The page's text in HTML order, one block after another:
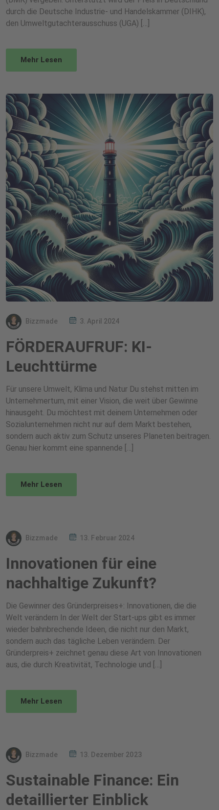
durch die Deutsche Industrie- und Handelskammer (DIHK),
den Umweltgutachterausschuss (UGA) […]
Mehr Lesen
Bizzmade 3. April 2024
FÖRDERAUFRUF: KI-
Leuchttürme
Für unsere Umwelt, Klima und Natur Du stehst mitten im
Unternehmertum, mit einer Vision, die weit über Gewinne
hinausgeht. Du möchtest mit deinem Unternehmen oder
Sozialunternehmen nicht nur auf dem Markt bestehen,
sondern auch aktiv zum Schutz unseres Planeten beitragen.
Genau hier kommt eine spannende […]
Mehr Lesen
Bizzmade 13. Februar 2024
Innovationen für eine
nachhaltige Zukunft?
Die Gewinner des Gründerpreises+: Innovationen, die die
Welt verändern In der Welt der Start-ups gibt es immer
wieder bahnbrechende Ideen, die nicht nur den Markt,
sondern auch das tägliche Leben verändern. Der
Gründerpreis+ zeichnet genau diese Art von Innovationen
aus, die durch Kreativität, Technologie und […]
Mehr Lesen
Bizzmade 13. Dezember 2023
Sustainable Finance: Ein
detaillierter Einblick